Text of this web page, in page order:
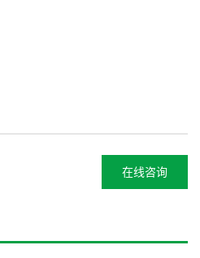
在线咨询